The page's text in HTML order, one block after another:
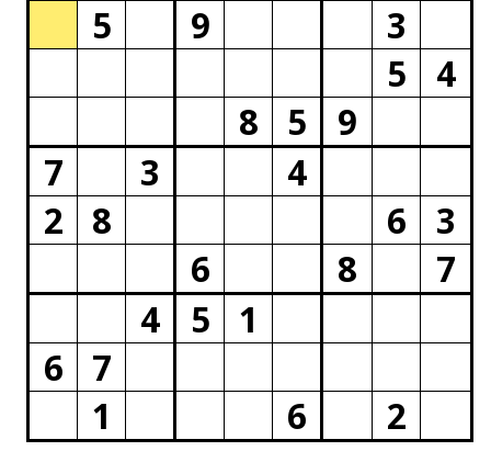
5 9
3
5
4
8
5
9
7
3
4
2
8 6
3
6
8
7
4
5
1
6
7
1
6 2